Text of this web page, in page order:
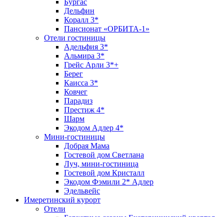
Дельфин
Коралл 3*
Пансионат «ОРБИТА-1»
Отели гостиницы
Адельфия 3*
Альмира 3*
Грейс Арли 3*+
Берег
Каисса 3*
Ковчег
Парадиз
Престиж 4*
Шарм
Экодом Адлер 4*
Мини-гостиницы
Добрая Мама
Гостевой дом Светлана
Луч, мини-гостиница
Гостевой дом Кристалл
Экодом Фэмили 2* Адлер
Эдельвейс
Имеретинский курорт
Отели